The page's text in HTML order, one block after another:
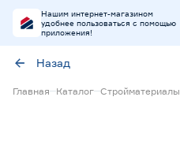
Нашим интернет-магазином
удобнее пользоваться с помощью
приложения!
Назад
Главная Каталог Стройматериалы